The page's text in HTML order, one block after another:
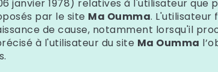
janvier 1978) relatives à l'utilisateur que
par le site Ma Oumma. L'utilisateur
de cause, notamment lorsqu'il
à l'utilisateur du site Ma Oumma